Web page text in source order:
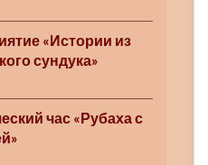
«Истории из
сундука»
час «Рубаха с